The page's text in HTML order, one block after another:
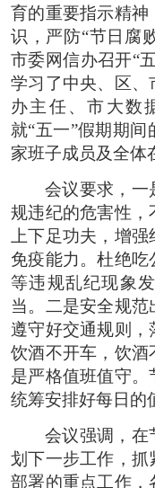
育的重要指示精神
识，严防“节日腐
市委网信办召开“
学习了中央、区
办主任、市大数
就“五一”假期期
家班子成员及全体
会议要求，一
规违纪的危害性
上下足功夫，增
免疫能力。杜绝
等违规乱纪现象
当。二是安全规
遵守好交通规则，
饮酒不开车，饮酒
是严格值班值守
统筹安排好每日的
会议强调，在
划下一步工作，
部署的重点工作